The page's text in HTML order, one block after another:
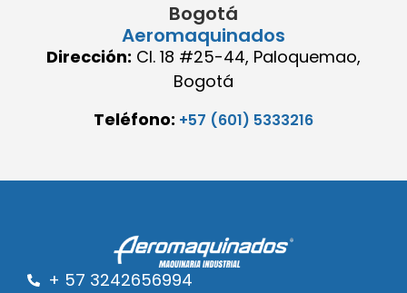
Bogotá
Aeromaquinados
Dirección: Cl. 18 #25-44, Paloquemao,
Bogotá
Teléfono: +57 (601) 5333216
+ 57 3242656994